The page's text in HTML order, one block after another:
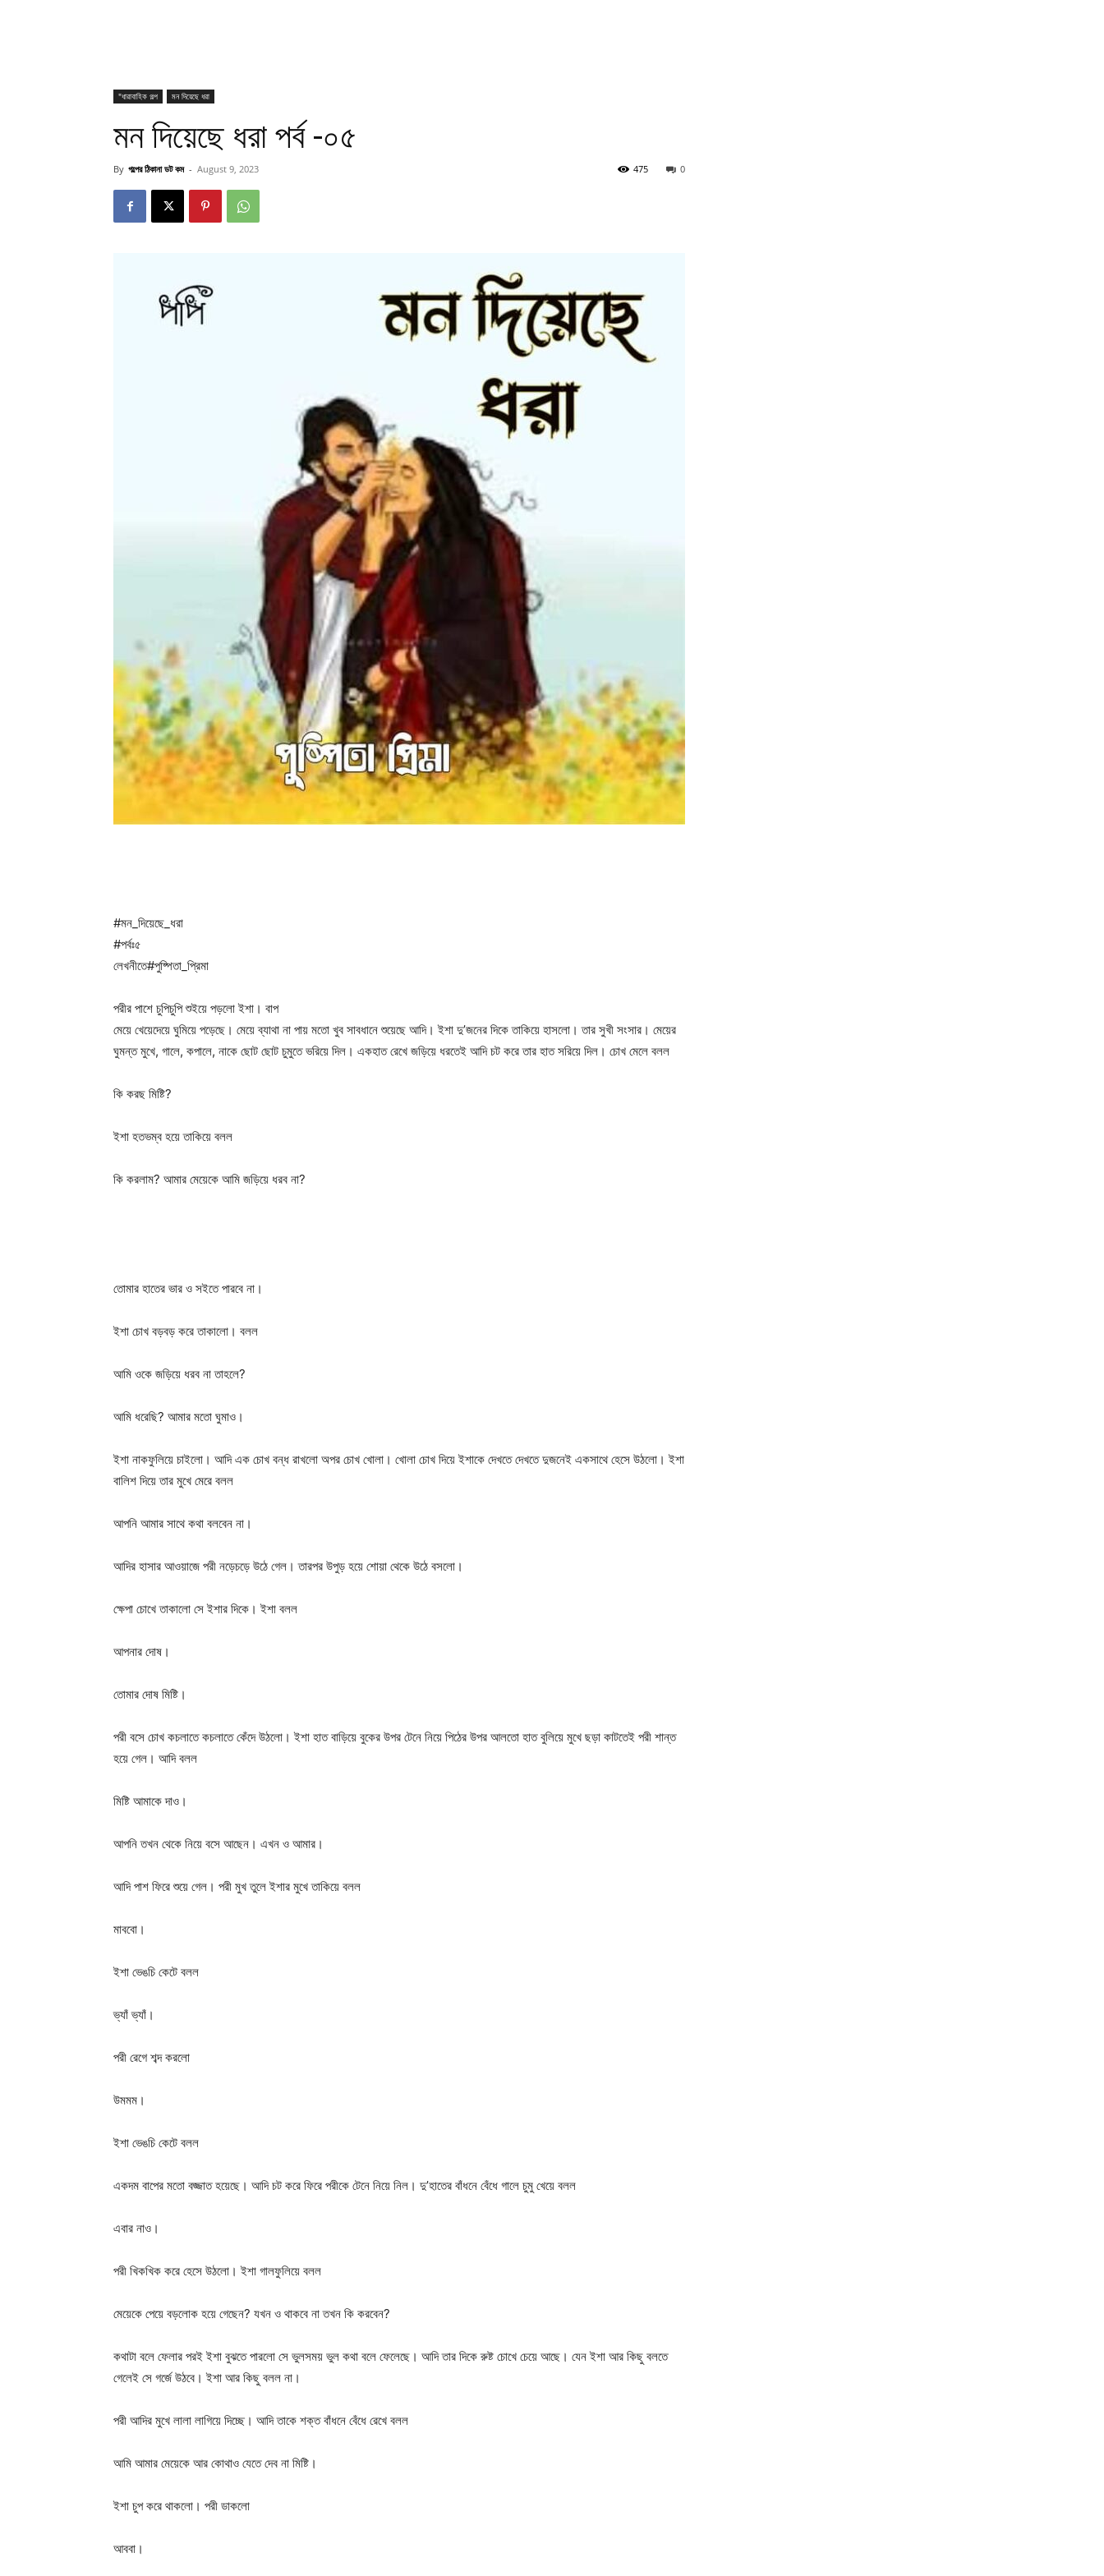
"ধারাবাহিক গল্প মন দিয়েছে ধরা
মন দিয়েছে ধরা পর্ব -০৫
By গল্পের ঠিকানা ডট কম - August 9, 2023 0
475
#মন_দিয়েছে_ধরা
#পর্বঃ৫
লেখনীতে#পুষ্পিতা_প্রিমা
পরীর পাশে চুপিচুপি শুইয়ে পড়লো ইশা। বাপ
মেয়ে খেয়েদেয়ে ঘুমিয়ে পড়েছে। মেয়ে ব্যাথা না পায় মতো খুব সাবধানে শুয়েছে আদি। ইশা দু’জনের দিকে তাকিয়ে হাসলো। তার সুখী সংসার। মেয়ের
ঘুমন্ত মুখে, গালে, কপালে, নাকে ছোট ছোট চুমুতে ভরিয়ে দিল। একহাত রেখে জড়িয়ে ধরতেই আদি চট করে তার হাত সরিয়ে দিল। চোখ মেলে বলল
কি করছ মিষ্টি?
ইশা হতভম্ব হয়ে তাকিয়ে বলল
কি করলাম? আমার মেয়েকে আমি জড়িয়ে ধরব না?
তোমার হাতের ভার ও সইতে পারবে না।
ইশা চোখ বড়বড় করে তাকালো। বলল
আমি ওকে জড়িয়ে ধরব না তাহলে?
আমি ধরেছি? আমার মতো ঘুমাও।
ইশা নাকফুলিয়ে চাইলো। আদি এক চোখ বন্ধ রাখলো অপর চোখ খোলা। খোলা চোখ দিয়ে ইশাকে দেখতে দেখতে দুজনেই একসাথে হেসে উঠলো। ইশা
বালিশ দিয়ে তার মুখে মেরে বলল
আপনি আমার সাথে কথা বলবেন না।
আদির হাসার আওয়াজে পরী নড়েচড়ে উঠে গেল। তারপর উপুড় হয়ে শোয়া থেকে উঠে বসলো।
ক্ষেপা চোখে তাকালো সে ইশার দিকে। ইশা বলল
আপনার দোষ।
তোমার দোষ মিষ্টি।
পরী বসে চোখ কচলাতে কচলাতে কেঁদে উঠলো। ইশা হাত বাড়িয়ে বুকের উপর টেনে নিয়ে পিঠের উপর আলতো হাত বুলিয়ে মুখে ছড়া কাটতেই পরী শান্ত
হয়ে গেল। আদি বলল
মিষ্টি আমাকে দাও।
আপনি তখন থেকে নিয়ে বসে আছেন। এখন ও আমার।
আদি পাশ ফিরে শুয়ে গেল। পরী মুখ তুলে ইশার মুখে তাকিয়ে বলল
মাববো।
ইশা ভেঙচি কেটে বলল
ভ্যাঁ ভ্যাঁ।
পরী রেগে শব্দ করলো
উমমম।
ইশা ভেঙচি কেটে বলল
একদম বাপের মতো বজ্জাত হয়েছে। আদি চট করে ফিরে পরীকে টেনে নিয়ে নিল। দু’হাতের বাঁধনে বেঁধে গালে চুমু খেয়ে বলল
এবার নাও।
পরী খিকখিক করে হেসে উঠলো। ইশা গালফুলিয়ে বলল
মেয়েকে পেয়ে বড়লোক হয়ে গেছেন? যখন ও থাকবে না তখন কি করবেন?
কথাটা বলে ফেলার পরই ইশা বুঝতে পারলো সে ভুলসময় ভুল কথা বলে ফেলেছে। আদি তার দিকে রুষ্ট চোখে চেয়ে আছে। যেন ইশা আর কিছু বলতে
গেলেই সে গর্জে উঠবে। ইশা আর কিছু বলল না।
পরী আদির মুখে লালা লাগিয়ে দিচ্ছে। আদি তাকে শক্ত বাঁধনে বেঁধে রেখে বলল
আমি আমার মেয়েকে আর কোথাও যেতে দেব না মিষ্টি।
ইশা চুপ করে থাকলো। পরী ডাকলো
আববা।